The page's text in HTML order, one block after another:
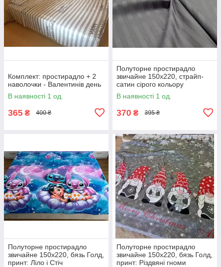
Комплект: простирадло + 2
наволочки - Валентинів день
В наявності 1 од.
365 ₴ 400 ₴
Полуторне простирадло
звичайне 150х220, страйп-
сатин сірого кольору
В наявності 1 од.
370 ₴ 395 ₴
Полуторне простирадло
звичайне 150х220, бязь Голд,
принт: Ліло і Стіч
Полуторне простирадло
звичайне 150х220, бязь Голд,
принт: Різдвяні гноми